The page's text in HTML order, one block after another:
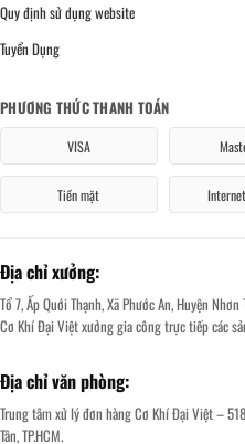
Quy định sử dụng website
Tuyển Dụng
PHƯƠNG THỨC THANH TOÁN
VISA
Tiền mặt
Địa chỉ xưởng:
Tổ 7, Ấp Quới Thạnh, Xã Phước An, Huyện
Cơ Khí Đại Việt xưởng gia công trực tiếp các
Địa chỉ văn phòng:
Trung tâm xử lý đơn hàng Cơ Khí Đại Việt –
Tân, TP.HCM.